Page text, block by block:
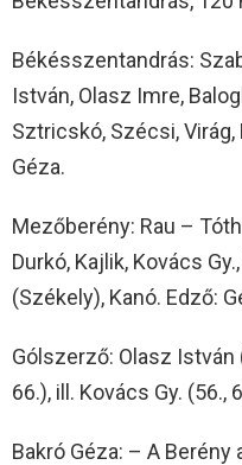
Békésszentandrás:
István, Olasz Imre,
Sztricskó, Szécsi,
Géza.
Mezőberény: Rau –
Durkó, Kajlik, Kovács
(Székely), Kanó. Edző:
Gólszerző: Olasz István
66.), ill. Kovács Gy. (56.,
Bakró Géza: – A